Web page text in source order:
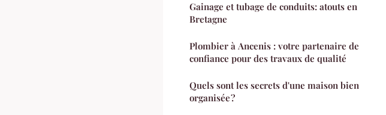
Gainage et tubage de conduits: atouts en
Bretagne
Plombier à Ancenis : votre partenaire de
confiance pour des travaux de qualité
Quels sont les secrets d'une maison bien
organisée ?